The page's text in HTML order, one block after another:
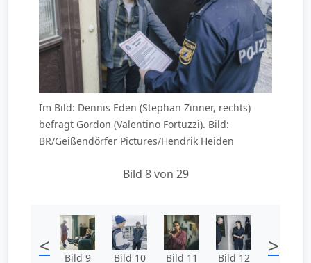
Im Bild: Dennis Eden (Stephan Zinner, rechts)
befragt Gordon (Valentino Fortuzzi). Bild:
BR/Geißendörfer Pictures/Hendrik Heiden
Bild 8 von 29
< Bild 9 Bild 10 Bild 11 Bild 12 >